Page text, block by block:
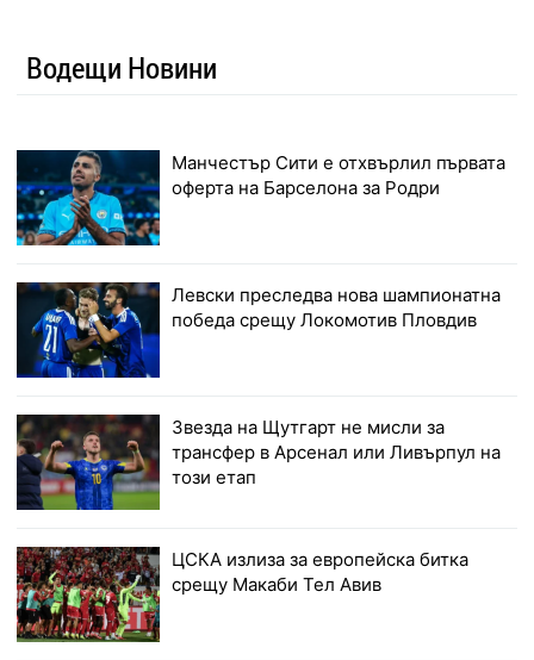
Водещи Новини
Манчестър Сити е отхвърлил първата
оферта на Барселона за Родри
Левски преследва нова шампионатна
победа срещу Локомотив Пловдив
Звезда на Щутгарт не мисли за
трансфер в Арсенал или Ливърпул на
този етап
ЦСКА излиза за европейска битка
срещу Макаби Тел Авив